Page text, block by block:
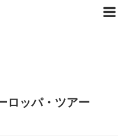
ロッパ・ツアー